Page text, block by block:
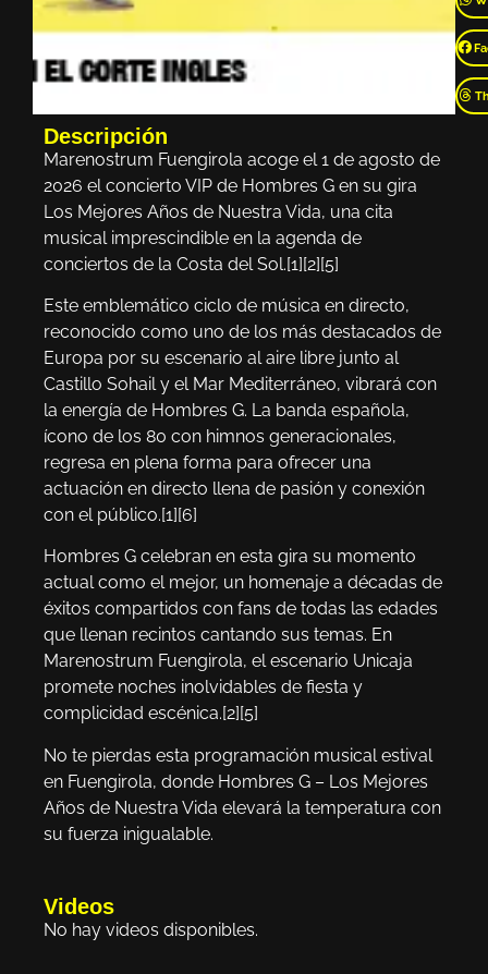
Descripción
Marenostrum Fuengirola acoge el 1 de agosto de
2026 el concierto VIP de Hombres G en su gira
Los Mejores Años de Nuestra Vida, una cita
musical imprescindible en la agenda de
conciertos de la Costa del Sol.[1][2][5]
Este emblemático ciclo de música en directo,
reconocido como uno de los más destacados de
Europa por su escenario al aire libre junto al
Castillo Sohail y el Mar Mediterráneo, vibrará con
la energía de Hombres G. La banda española,
ícono de los 80 con himnos generacionales,
regresa en plena forma para ofrecer una
actuación en directo llena de pasión y conexión
con el público.[1][6]
Hombres G celebran en esta gira su momento
actual como el mejor, un homenaje a décadas de
éxitos compartidos con fans de todas las edades
que llenan recintos cantando sus temas. En
Marenostrum Fuengirola, el escenario Unicaja
promete noches inolvidables de fiesta y
complicidad escénica.[2][5]
No te pierdas esta programación musical estival
en Fuengirola, donde Hombres G – Los Mejores
Años de Nuestra Vida elevará la temperatura con
su fuerza inigualable.
Videos
No hay videos disponibles.